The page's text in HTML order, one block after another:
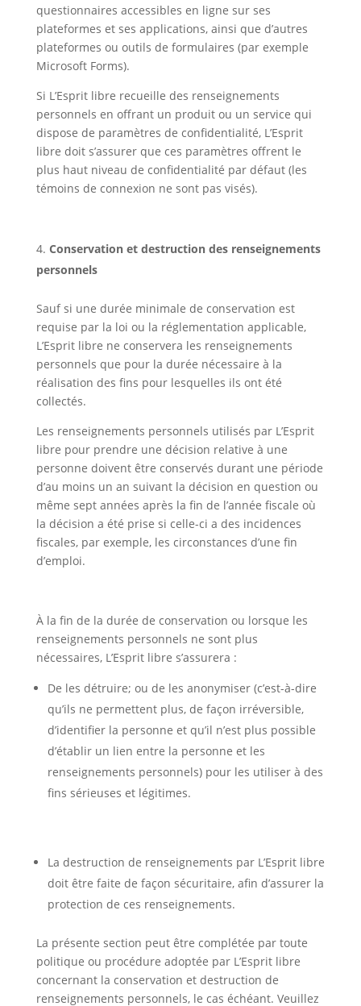
questionnaires accessibles en ligne sur ses
plateformes et ses applications, ainsi que d’autres
plateformes ou outils de formulaires (par exemple
Microsoft Forms).
Si L’Esprit libre recueille des renseignements
personnels en offrant un produit ou un service qui
dispose de paramètres de confidentialité, L’Esprit
libre doit s’assurer que ces paramètres offrent le
plus haut niveau de confidentialité par défaut (les
témoins de connexion ne sont pas visés).
Conservation et destruction des renseignements
personnels
Sauf si une durée minimale de conservation est
requise par la loi ou la réglementation applicable,
L’Esprit libre ne conservera les renseignements
personnels que pour la durée nécessaire à la
réalisation des fins pour lesquelles ils ont été
collectés.
Les renseignements personnels utilisés par L’Esprit
libre pour prendre une décision relative à une
personne doivent être conservés durant une période
d’au moins un an suivant la décision en question ou
même sept années après la fin de l’année fiscale où
la décision a été prise si celle-ci a des incidences
fiscales, par exemple, les circonstances d’une fin
d’emploi.
À la fin de la durée de conservation ou lorsque les
renseignements personnels ne sont plus
nécessaires, L’Esprit libre s’assurera :
De les détruire; ou de les anonymiser (c’est-à-dire
qu’ils ne permettent plus, de façon irréversible,
d’identifier la personne et qu’il n’est plus possible
d’établir un lien entre la personne et les
renseignements personnels) pour les utiliser à des
fins sérieuses et légitimes.
La destruction de renseignements par L’Esprit libre
doit être faite de façon sécuritaire, afin d’assurer la
protection de ces renseignements.
La présente section peut être complétée par toute
politique ou procédure adoptée par L’Esprit libre
concernant la conservation et destruction de
renseignements personnels, le cas échéant. Veuillez